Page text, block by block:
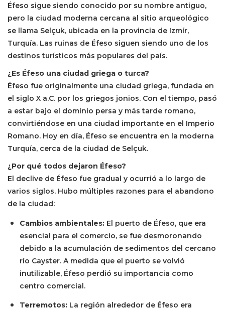
Éfeso sigue siendo conocido por su nombre antiguo,
pero la ciudad moderna cercana al sitio arqueológico
se llama Selçuk, ubicada en la provincia de Izmír,
Turquía. Las ruinas de Éfeso siguen siendo uno de los
destinos turísticos más populares del país.
¿Es Éfeso una ciudad griega o turca?
Éfeso fue originalmente una ciudad griega, fundada en
el siglo X a.C. por los griegos jonios. Con el tiempo, pasó
a estar bajo el dominio persa y más tarde romano,
convirtiéndose en una ciudad importante en el Imperio
Romano. Hoy en día, Éfeso se encuentra en la moderna
Turquía, cerca de la ciudad de Selçuk.
¿Por qué todos dejaron Éfeso?
El declive de Éfeso fue gradual y ocurrió a lo largo de
varios siglos. Hubo múltiples razones para el abandono
de la ciudad:
Cambios ambientales: El puerto de Éfeso, que era
esencial para el comercio, se fue desmoronando
debido a la acumulación de sedimentos del cercano
río Cayster. A medida que el puerto se volvió
inutilizable, Éfeso perdió su importancia como
centro comercial.
Terremotos: La región alrededor de Éfeso era